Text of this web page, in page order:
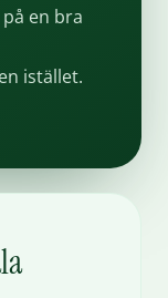
en bra
istället.